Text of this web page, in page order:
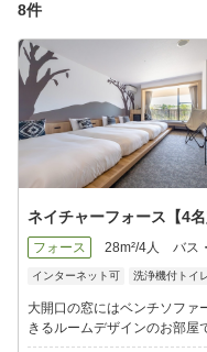
ます。
〇ご朝食
和洋モーニングブッフェ
※ご利用時間は 7:00〜
＜大浴場「瑞穂の湯」＞（
・ご利用時間は6：00〜
・内湯は白湯、露天風呂は
■お子様連れのお客様へ■
・3歳以下の添い寝乳児は
は添寝の場合も料金がかか
8件
ネイチャーフォース【4名
フォース 28m²/4人 バス
インターネット可 洗浄機付トイ
大開口の窓にはベンチソファ
きるルームデザインのお部屋